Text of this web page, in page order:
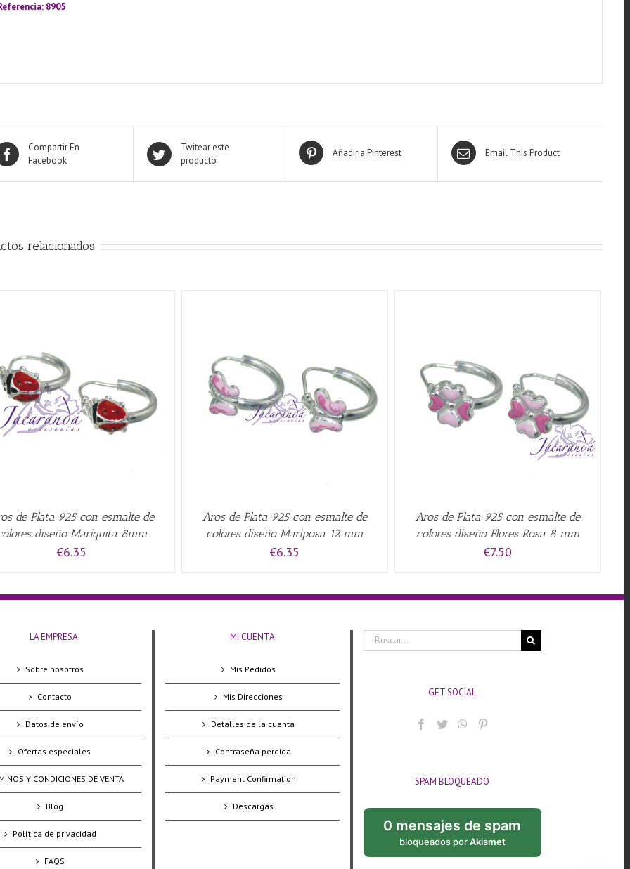
8905
Compartir En
Facebook
Twitear este
producto
Añadir a Pinterest Email This Product
relacionados
de Plata 925 con esmalte de
diseño Mariquita 8mm
€6.35
AÑADIR AL CARRITO / QUICK VIEW
Aros de Plata 925 con esmalte de
colores diseño Mariposa 12 mm
€6.35
AÑADIR AL CARRITO / QUICK VIEW
Aros de Plata 925 con esmalte de
colores diseño Flores Rosa 8 mm
€7.50
LA EMPRESA
Sobre nosotros
Contacto
Datos de envío
Ofertas especiales
Y CONDICIONES DE VENTA
Blog
Política de privacidad
FAQS
MI CUENTA
Mis Pedidos
Mis Direcciones
Detalles de la cuenta
Contraseña perdida
Payment Confirmation
Descargas
Buscar:
GET SOCIAL
SPAM BLOQUEADO
0 mensajes de spam
bloqueados porAkismet